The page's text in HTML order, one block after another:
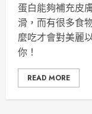
蛋白能夠補充皮
滑，而有很多食
麼吃才會對美麗
你！
READ MORE